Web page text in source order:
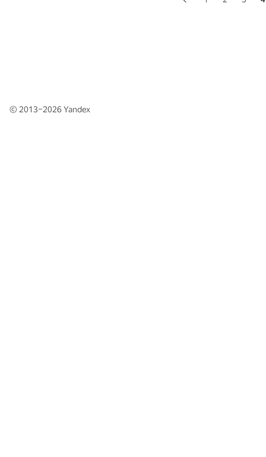
© 2013–2026Yandex